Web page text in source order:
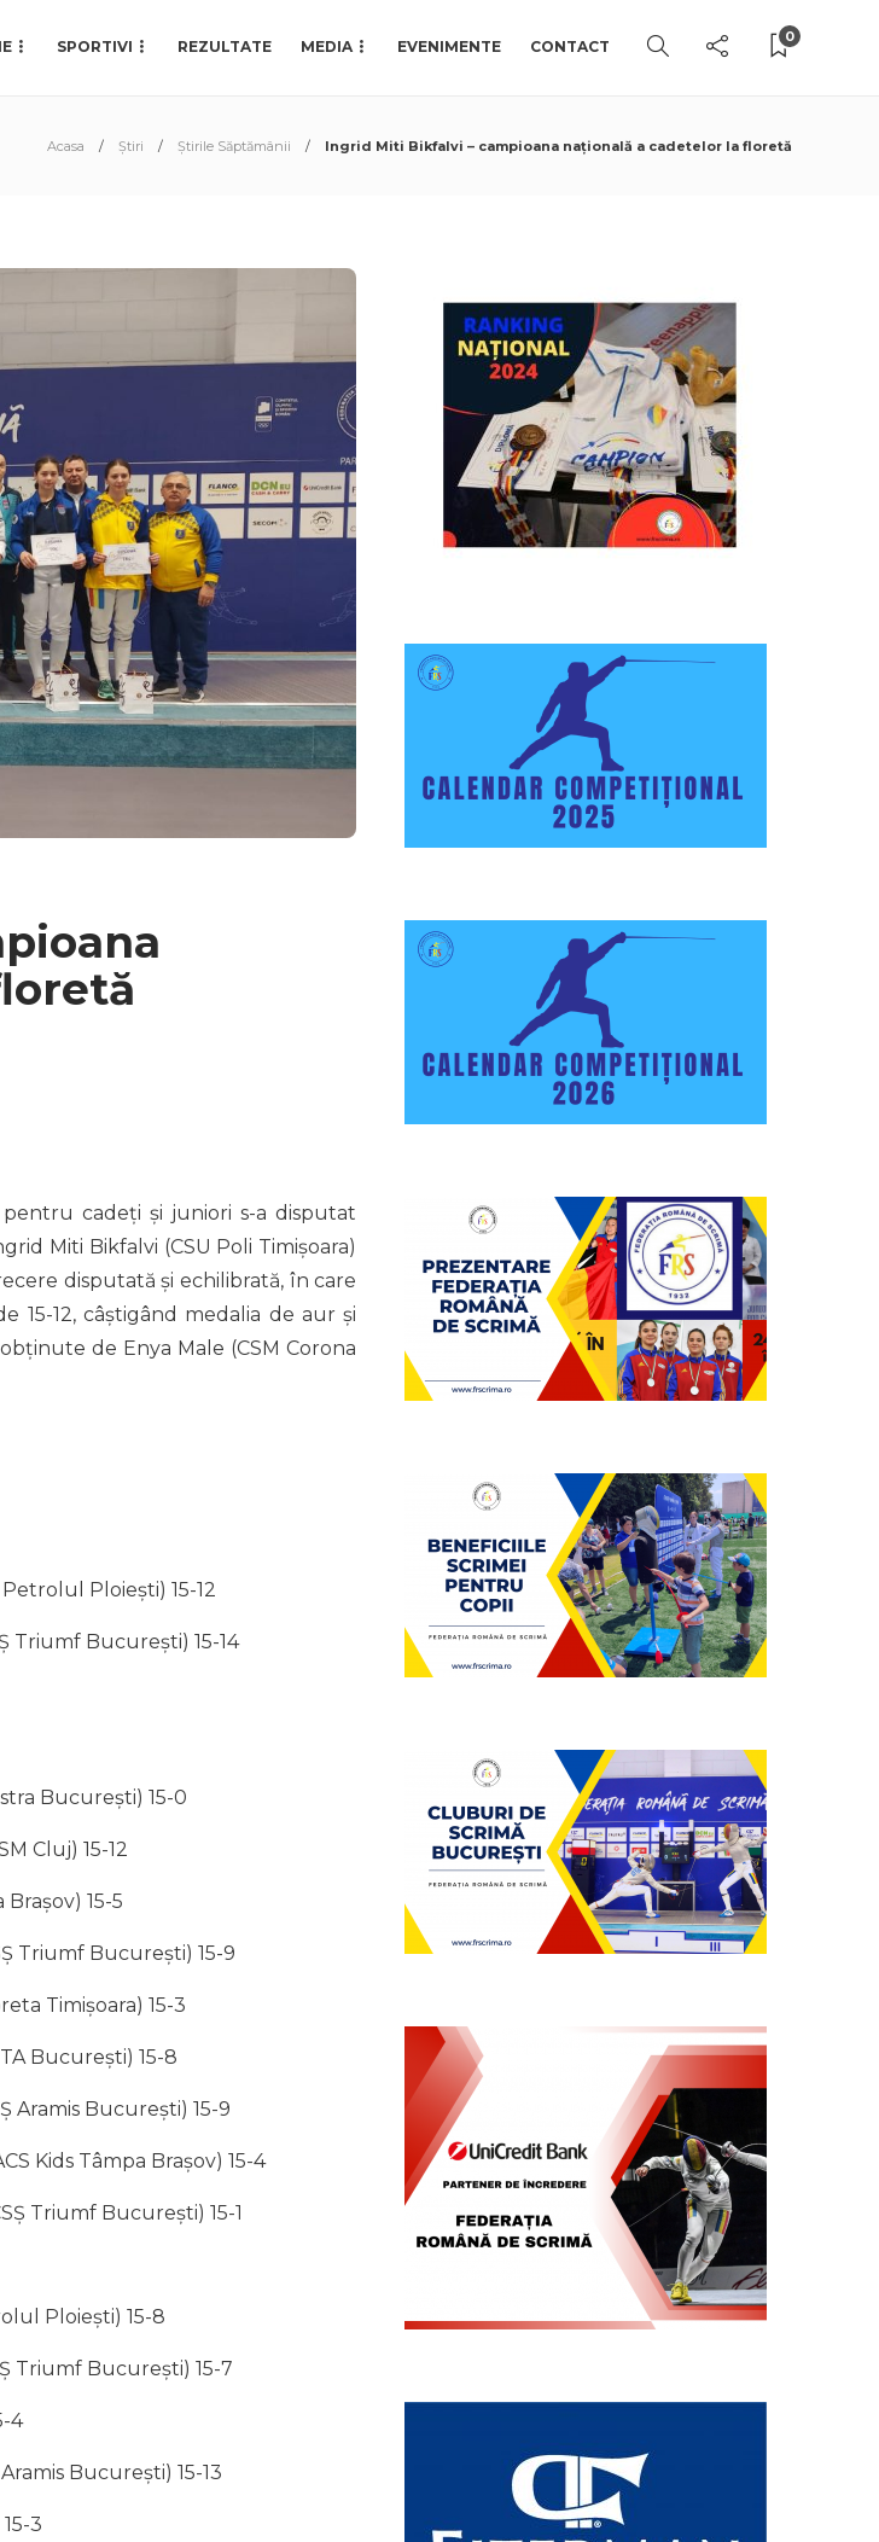
SPORTIVI REZULTATE MEDIA EVENIMENTE CONTACT
0
Acasa Știri Știrile Săptămânii Ingrid Miti Bikfalvi – campioana națională a cadetelor la floretă
cadeți și juniori s-a disputat
Miti Bikfalvi (CSU Poli Timișoara)
disputată și echilibrată, în care
15-12, câștigând medalia de aur și
de Enya Male (CSM Corona
Ploiești) 15-12
Triumf București) 15-14
București) 15-0
Cluj) 15-12
15-5
Triumf București) 15-9
Timișoara) 15-3
București) 15-8
Aramis București) 15-9
Kids Tâmpa Brașov) 15-4
Triumf București) 15-1
Ploiești) 15-8
Triumf București) 15-7
4
București) 15-13
3